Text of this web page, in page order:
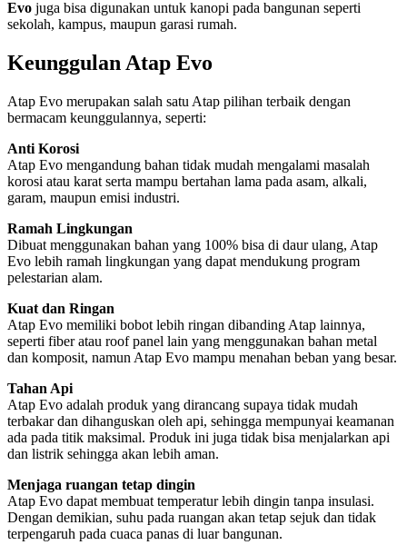
Evo juga bisa digunakan untuk kanopi pada bangunan seperti
sekolah, kampus, maupun garasi rumah.
Keunggulan Atap Evo
Atap Evo merupakan salah satu Atap pilihan terbaik dengan
bermacam keunggulannya, seperti:
Anti Korosi
Atap Evo mengandung bahan tidak mudah mengalami masalah
korosi atau karat serta mampu bertahan lama pada asam, alkali,
garam, maupun emisi industri.
Ramah Lingkungan
Dibuat menggunakan bahan yang 100% bisa di daur ulang, Atap
Evo lebih ramah lingkungan yang dapat mendukung program
pelestarian alam.
Kuat dan Ringan
Atap Evo memiliki bobot lebih ringan dibanding Atap lainnya,
seperti fiber atau roof panel lain yang menggunakan bahan metal
dan komposit, namun Atap Evo mampu menahan beban yang besar.
Tahan Api
Atap Evo adalah produk yang dirancang supaya tidak mudah
terbakar dan dihanguskan oleh api, sehingga mempunyai keamanan
ada pada titik maksimal. Produk ini juga tidak bisa menjalarkan api
dan listrik sehingga akan lebih aman.
Menjaga ruangan tetap dingin
Atap Evo dapat membuat temperatur lebih dingin tanpa insulasi.
Dengan demikian, suhu pada ruangan akan tetap sejuk dan tidak
terpengaruh pada cuaca panas di luar bangunan.